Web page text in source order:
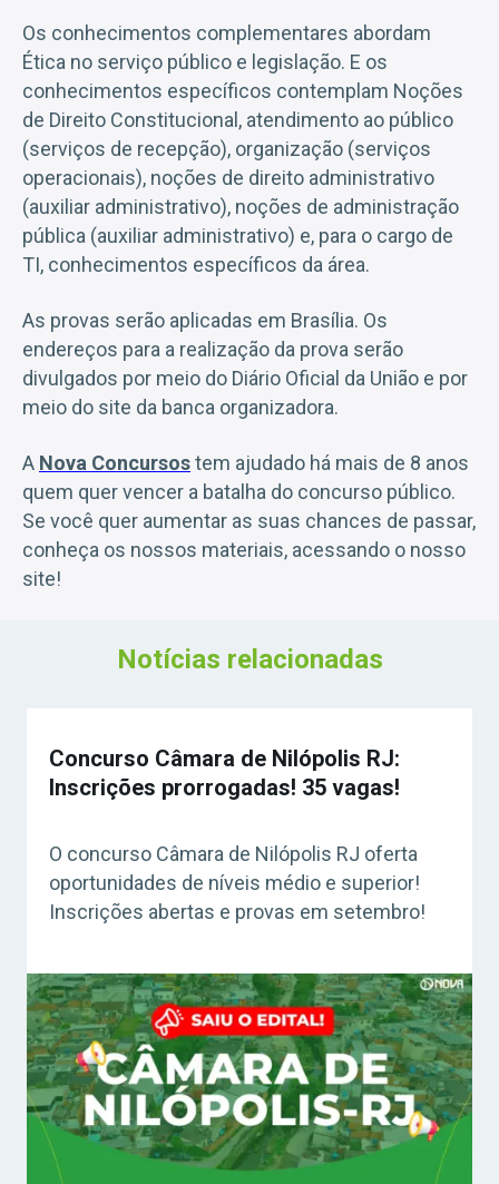
Os conhecimentos complementares abordam
Ética no serviço público e legislação. E os
conhecimentos específicos contemplam Noções
de Direito Constitucional, atendimento ao público
(serviços de recepção), organização (serviços
operacionais), noções de direito administrativo
(auxiliar administrativo), noções de administração
pública (auxiliar administrativo) e, para o cargo de
TI, conhecimentos específicos da área.
As provas serão aplicadas em Brasília. Os
endereços para a realização da prova serão
divulgados por meio do Diário Oficial da União e por
meio do site da banca organizadora.​
A Nova Concursostem ajudado há mais de 8 anos
quem quer vencer a batalha do concurso público.
Se você quer aumentar as suas chances de passar,
conheça os nossos materiais, acessando o nosso
site!
Notícias relacionadas
Concurso Câmara de Nilópolis RJ:
Inscrições prorrogadas! 35 vagas!
O concurso Câmara de Nilópolis RJ oferta
oportunidades de níveis médio e superior!
Inscrições abertas e provas em setembro!